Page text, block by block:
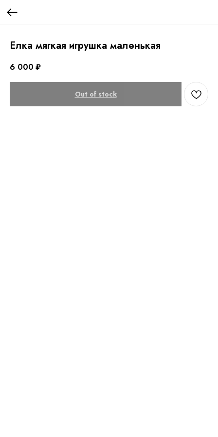
Елка мягкая игрушка маленькая
6 000 ₽
Out of stock